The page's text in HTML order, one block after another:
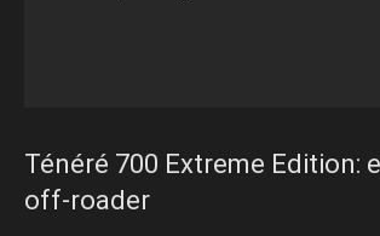
Ténéré 700 Extreme Edition:
off-roader